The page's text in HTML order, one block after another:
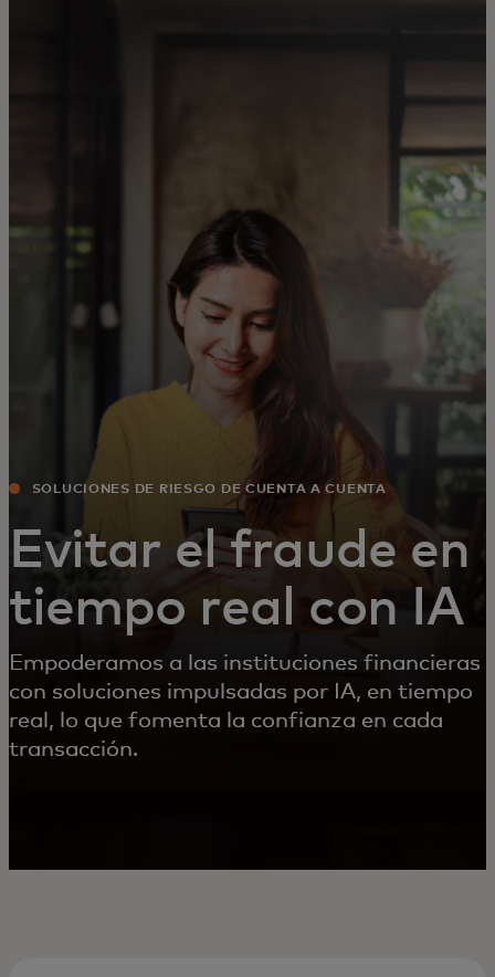
Para innovadores
Noticias y tendencias
SOLUCIONES DE RIESGO DE CUENTA A CUENTA
Evitar el fraude en
tiempo real con IA
Empoderamos a las instituciones financieras
con soluciones impulsadas por IA, en tiempo
real, lo que fomenta la confianza en cada
transacción.